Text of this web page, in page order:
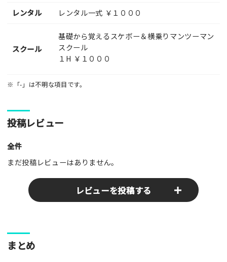
レンタル
レンタル一式 ￥１０００
スクール
基礎から覚えるスケボー＆横乗りマンツーマン
スクール
１H ￥１０００
※「-」は不明な項目です。
投稿レビュー
全件
まだ投稿レビューはありません。
レビューを投稿する
ここのパークやスポットの感想をぜひお寄せください！みんな
の参考となります！
まとめ